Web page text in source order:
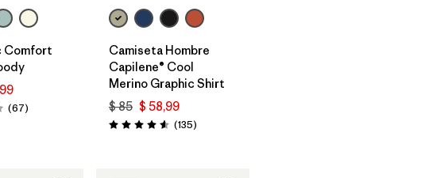
Comfort
/ 5
(67Comentarios
)
Camiseta Hombre
Capilene® Cool
Merino Graphic Shirt
$ 85 $ 58,99
Valoración: 4.6 / 5
(135Comentarios
)